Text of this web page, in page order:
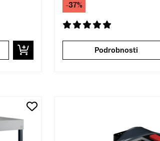
-37%
Podrobnosti